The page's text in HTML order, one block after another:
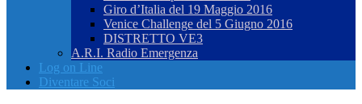
Giro d’Italia del 19 Maggio 2016
Venice Challenge del 5 Giugno 2016
DISTRETTO VE3
A.R.I. Radio Emergenza
Log on Line
Diventare Soci